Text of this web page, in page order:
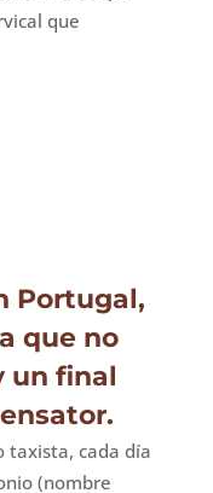
que
Portugal,
que no
un final
taxista, cada día
(nombre